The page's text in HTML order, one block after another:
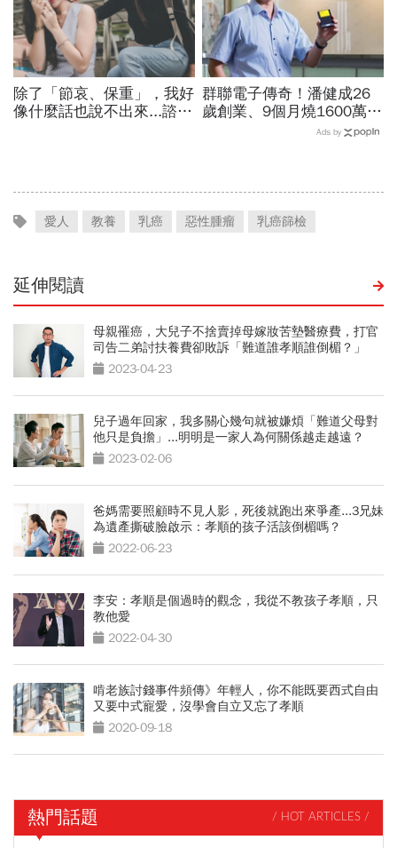
除了「節哀、保重」，我好
像什麼話也說不出來...諮商
群聯電子傳奇！潘健成26
歲創業、9個月燒1600萬
「支票簽到腳軟」...一度登
Ads by
愛人 教養 乳癌 惡性腫瘤 乳癌篩檢
延伸閱讀
母親罹癌，大兒子不捨賣掉母嫁妝苦墊醫療費，打官
司告二弟討扶養費卻敗訴「難道誰孝順誰倒楣？」
2023-04-23
兒子過年回家，我多關心幾句就被嫌煩「難道父母對
他只是負擔」...明明是一家人為何關係越走越遠？
2023-02-06
爸媽需要照顧時不見人影，死後就跑出來爭產...3兄妹
為遺產撕破臉啟示：孝順的孩子活該倒楣嗎？
2022-06-23
李安：孝順是個過時的觀念，我從不教孩子孝順，只
教他愛
2022-04-30
啃老族討錢事件頻傳》年輕人，你不能既要西式自由
又要中式寵愛，沒學會自立又忘了孝順
2020-09-18
熱門話題 / HOT ARTICLES /